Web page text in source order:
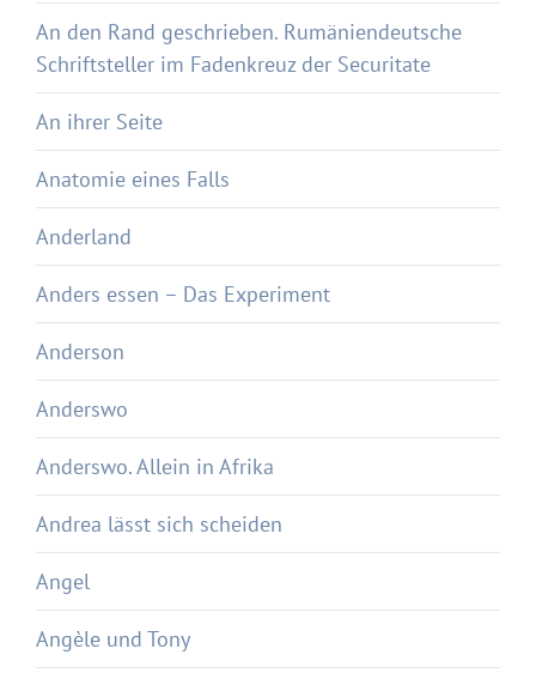
An den Rand geschrieben. Rumäniendeutsche
Schriftsteller im Fadenkreuz der Securitate
An ihrer Seite
Anatomie eines Falls
Anderland
Anders essen – Das Experiment
Anderson
Anderswo
Anderswo. Allein in Afrika
Andrea lässt sich scheiden
Angel
Angèle und Tony